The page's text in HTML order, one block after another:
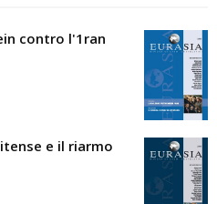
contro l'1ran
e il riarmo